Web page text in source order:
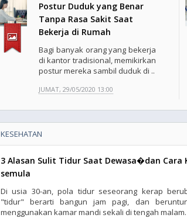
Postur Duduk yang Benar
Tanpa Rasa Sakit Saat
Bekerja di Rumah
Bagi banyak orang yang bekerja
di kantor tradisional, memikirkan
postur mereka sambil duduk di ..
JUMAT, 29/05/2020 13:00
KESEHATAN
3 Alasan Sulit Tidur Saat Dewasa�dan Cara
semula
Di usia 30-an, pola tidur seseorang kerap
"tidur" berarti bangun jam pagi, dan
menggunakan kamar mandi sekali di tengah malam.